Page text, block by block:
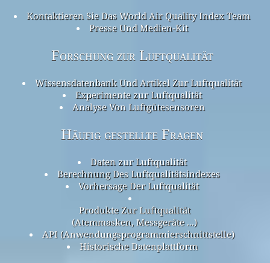
Kontaktieren Sie Das World Air Quality Index Team
Presse Und Medien-Kit
Forschung zur Luftqualität
Wissensdatenbank Und Artikel Zur Luftqualität
Experimente zur Luftqualität
Analyse Von Luftgütesensoren
Häufig gestellte Fragen
Daten zur Luftqualität
Berechnung Des Luftqualitätsindexes
Vorhersage Der Luftqualität
Produkte Zur Luftqualität
(Atemmasken, Messgeräte ...)
API (Anwendungsprogrammierschnittstelle)
Historische Datenplattform